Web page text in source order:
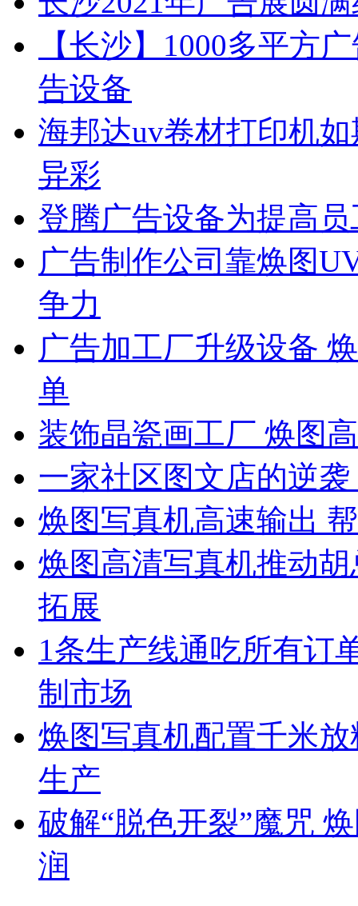
【长沙】1000多平方
告设备
海邦达uv卷材打印机
异彩
登腾广告设备为提高
广告制作公司靠焕图
争力
广告加工厂升级设备
单
装饰晶瓷画工厂 焕图
一家社区图文店的逆
焕图写真机高速输出
焕图高清写真机推动
拓展
1条生产线通吃所有订
制市场
焕图写真机配置千米
生产
破解“脱色开裂”魔咒
润